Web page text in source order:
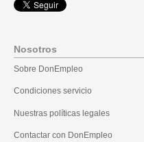
Nosotros
Sobre DonEmpleo
Condiciones servicio
Nuestras políticas legales
Contactar con DonEmpleo